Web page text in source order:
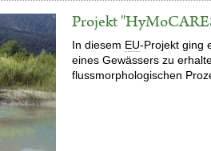
Projekt
In diesem EU-Projekt ging
eines Gewässers zu
flussmorphologischen